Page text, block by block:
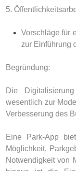
5.
Vorschläge für
zur Einführung
Begründung:
Die
wesentlich zur
Verbesserung des
Eine Park-App
Möglichkeit,
Notwendigkeit von